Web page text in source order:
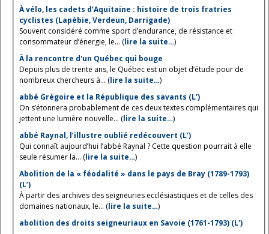
À vélo, les cadets d’Aquitaine : histoire de trois fratries
cyclistes (Lapébie, Verdeun, Darrigade)
Souvent considéré comme sport d’endurance, de résistance et
consommateur d’énergie, le... (lire la suite…)
À la rencontre d'un Québec qui bouge
Depuis plus de trente ans, le Québec est un objet d’étude pour de
nombreux chercheurs à... (lire la suite…)
abbé Grégoire et la République des savants (L’)
On s’étonnera probablement de ces deux textes complémentaires qui
jettent une lumière nouvelle... (lire la suite…)
abbé Raynal, l’illustre oublié redécouvert (L’)
Qui connaît aujourd’hui l’abbé Raynal ? Cette question pourrait à elle
seule résumer la... (lire la suite…)
Abolition de la « féodalité » dans le pays de Bray (1789-1793)
(L’)
À partir des archives des seigneuries ecclésiastiques et de celles des
domaines nationaux, le... (lire la suite…)
abolition des droits seigneuriaux en Savoie (1761-1793) (L')